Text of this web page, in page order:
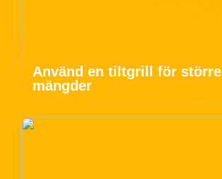
Använd en tiltgrill för större
mängder